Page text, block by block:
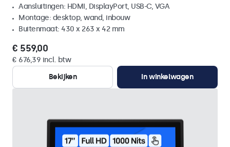
Aansluitingen: HDMI, DisplayPort, USB-C, VGA
Montage: desktop, wand, inbouw
Buitenmaat: 430 x 263 x 42 mm
€ 559,00
€ 676,39 incl. btw
Bekijken
In winkelwagen